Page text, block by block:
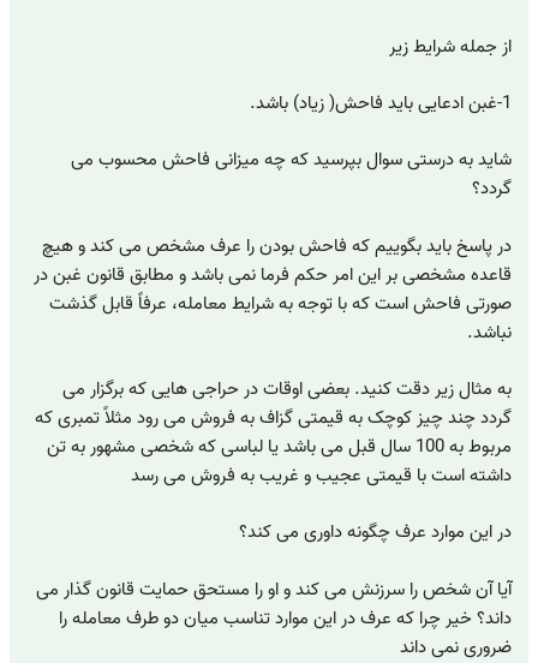
از جمله شرایط زیر
1-غبن ادعایی باید فاحش( زیاد) باشد.
شاید به درستی سوال بپرسید که چه میزانی فاحش محسوب می
گردد؟
در پاسخ باید بگوییم که فاحش بودن را عرف مشخص می کند و هیچ
قاعده مشخصی بر این امر حکم فرما نمی باشد و مطابق قانون غبن در
صورتی فاحش است که با توجه به شرایط معامله، عرفاً قابل گذشت
نباشد.
به مثال زیر دقت کنید. بعضی اوقات در حراجی هایی که برگزار می
گردد چند چیز کوچک به قیمتی گزاف به فروش می رود مثلاً تمبری که
مربوط به 100 سال قبل می باشد یا لباسی که شخصی مشهور به تن
داشته است با قیمتی عجیب و غریب به فروش می رسد
در این موارد عرف چگونه داوری می کند؟
آیا آن شخص را سرزنش می کند و او را مستحق حمایت قانون گذار می
داند؟ خیر چرا که عرف در این موارد تناسب میان دو طرف معامله را
ضروری نمی داند